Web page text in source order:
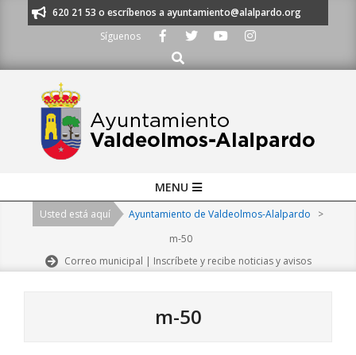
al 91 620 21 53 o escríbenos a ayuntamiento@alalpardo.org
Síguenos
Buscar
Navigation
MENU
Usted está aquí Ayuntamiento de Valdeolmos-Alalpardo
>
m-50
Correo municipal | Inscríbete y recibe noticias y avisos
m-50